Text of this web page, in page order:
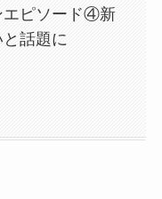
エピソード④新
話題に